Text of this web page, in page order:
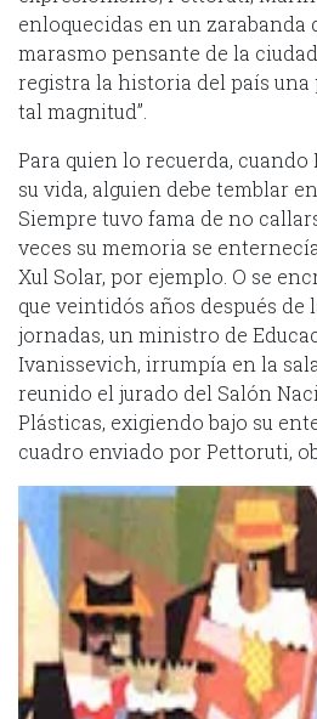
enloquecidas en un zarabanda
marasmo pensante de la
registra la historia del país
tal magnitud”.
Para quien lo recuerda,
su vida, alguien debe temblar
Siempre tuvo fama de no
veces su memoria se
Xul Solar, por ejemplo. O se
que veintidós años después de
jornadas, un ministro de
Ivanissevich, irrumpía en la
reunido el jurado del Salón
Plásticas, exigiendo bajo su
cuadro enviado por Pettoruti,